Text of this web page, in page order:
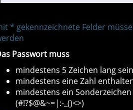
* gekennzeichnete Felder
Passwort muss
mindestens 5 Zeichen lang sein
mindestens eine Zahl
mindestens ein
(#!?$@&~=|:-_()<>)